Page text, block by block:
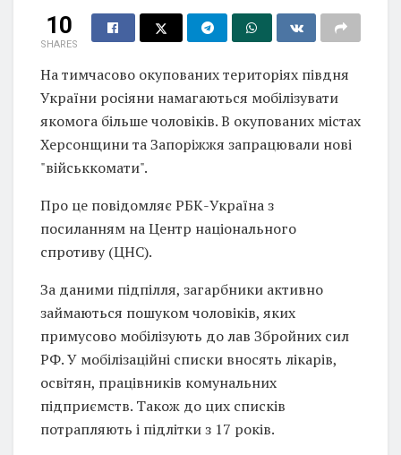
10
SHARES
На тимчасово окупованих територіях півдня
України росіяни намагаються мобілізувати
якомога більше чоловіків. В окупованих містах
Херсонщини та Запоріжжя запрацювали нові
"військкомати".
Про це повідомляє РБК-Україна з
посиланням на Центр національного
спротиву (ЦНС).
За даними підпілля, загарбники активно
займаються пошуком чоловіків, яких
примусово мобілізують до лав Збройних сил
РФ. У мобілізаційні списки вносять лікарів,
освітян, працівників комунальних
підприємств. Також до цих списків
потрапляють і підлітки з 17 років.